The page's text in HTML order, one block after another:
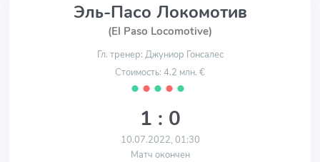
Эль-Пасо Локомотив
(El Paso Locomotive)
Гл. тренер: Джуниор Гонсалес
Стоимость: 4.2 млн. €
⬤ ⬤ ⬤ ⬤ ⬤
1 : 0
10.07.2022, 01:30
Матч окончен